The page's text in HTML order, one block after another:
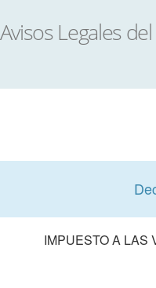
IMPUESTO A LAS